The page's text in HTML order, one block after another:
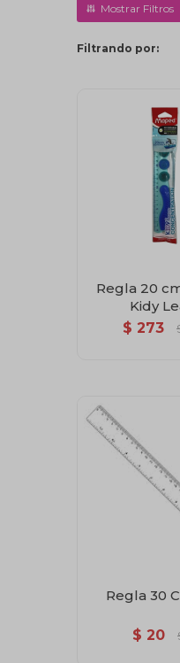
Filtrando por:
Regla 20
Kidy
$ 273
Regla 30
$ 20